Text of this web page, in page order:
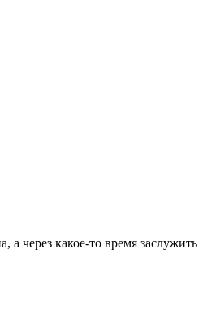
через какое-то время заслужить